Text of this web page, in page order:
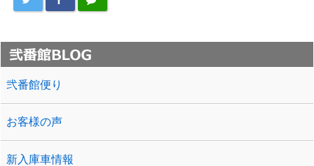
弐番館便り
お客様の声
新入庫車情報